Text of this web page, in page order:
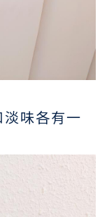
味各有一